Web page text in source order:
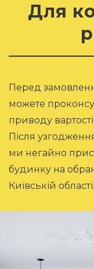
Для
Перед
можете
приводу
Після
ми негайно
будинку на
Київській області.